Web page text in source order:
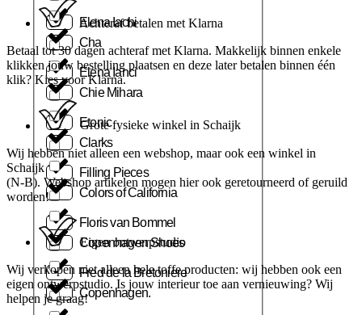
Elena Iachi
Elena Ianci
Etonic
Filling Pieces
Floris van Bommel
Fred de la Bretoniere
Cha
Chie Mihara
Clarks
Colors of California
Copenhagen Shoes
Copenhagen.
Achteraf betalen met Klarna
Betaal tot 30 dagen achteraf met Klarna. Makkelijk binnen enkele
klikken jouw bestelling plaatsen en deze later betalen binnen één
klik? Kies voor Klarna.
Grote fysieke winkel in Schaijk
Wij hebben niet alleen een webshop, maar ook een winkel in
Schaijk
(N-B). Webshop artikelen mogen hier ook geretourneerd of geruild
worden!
Eigen ontwerpstudio
Wij verkopen niet alleen hele toffe producten: wij hebben ook een
eigen ontwerpstudio. Is jouw interieur toe aan vernieuwing? Wij
helpen je graag!